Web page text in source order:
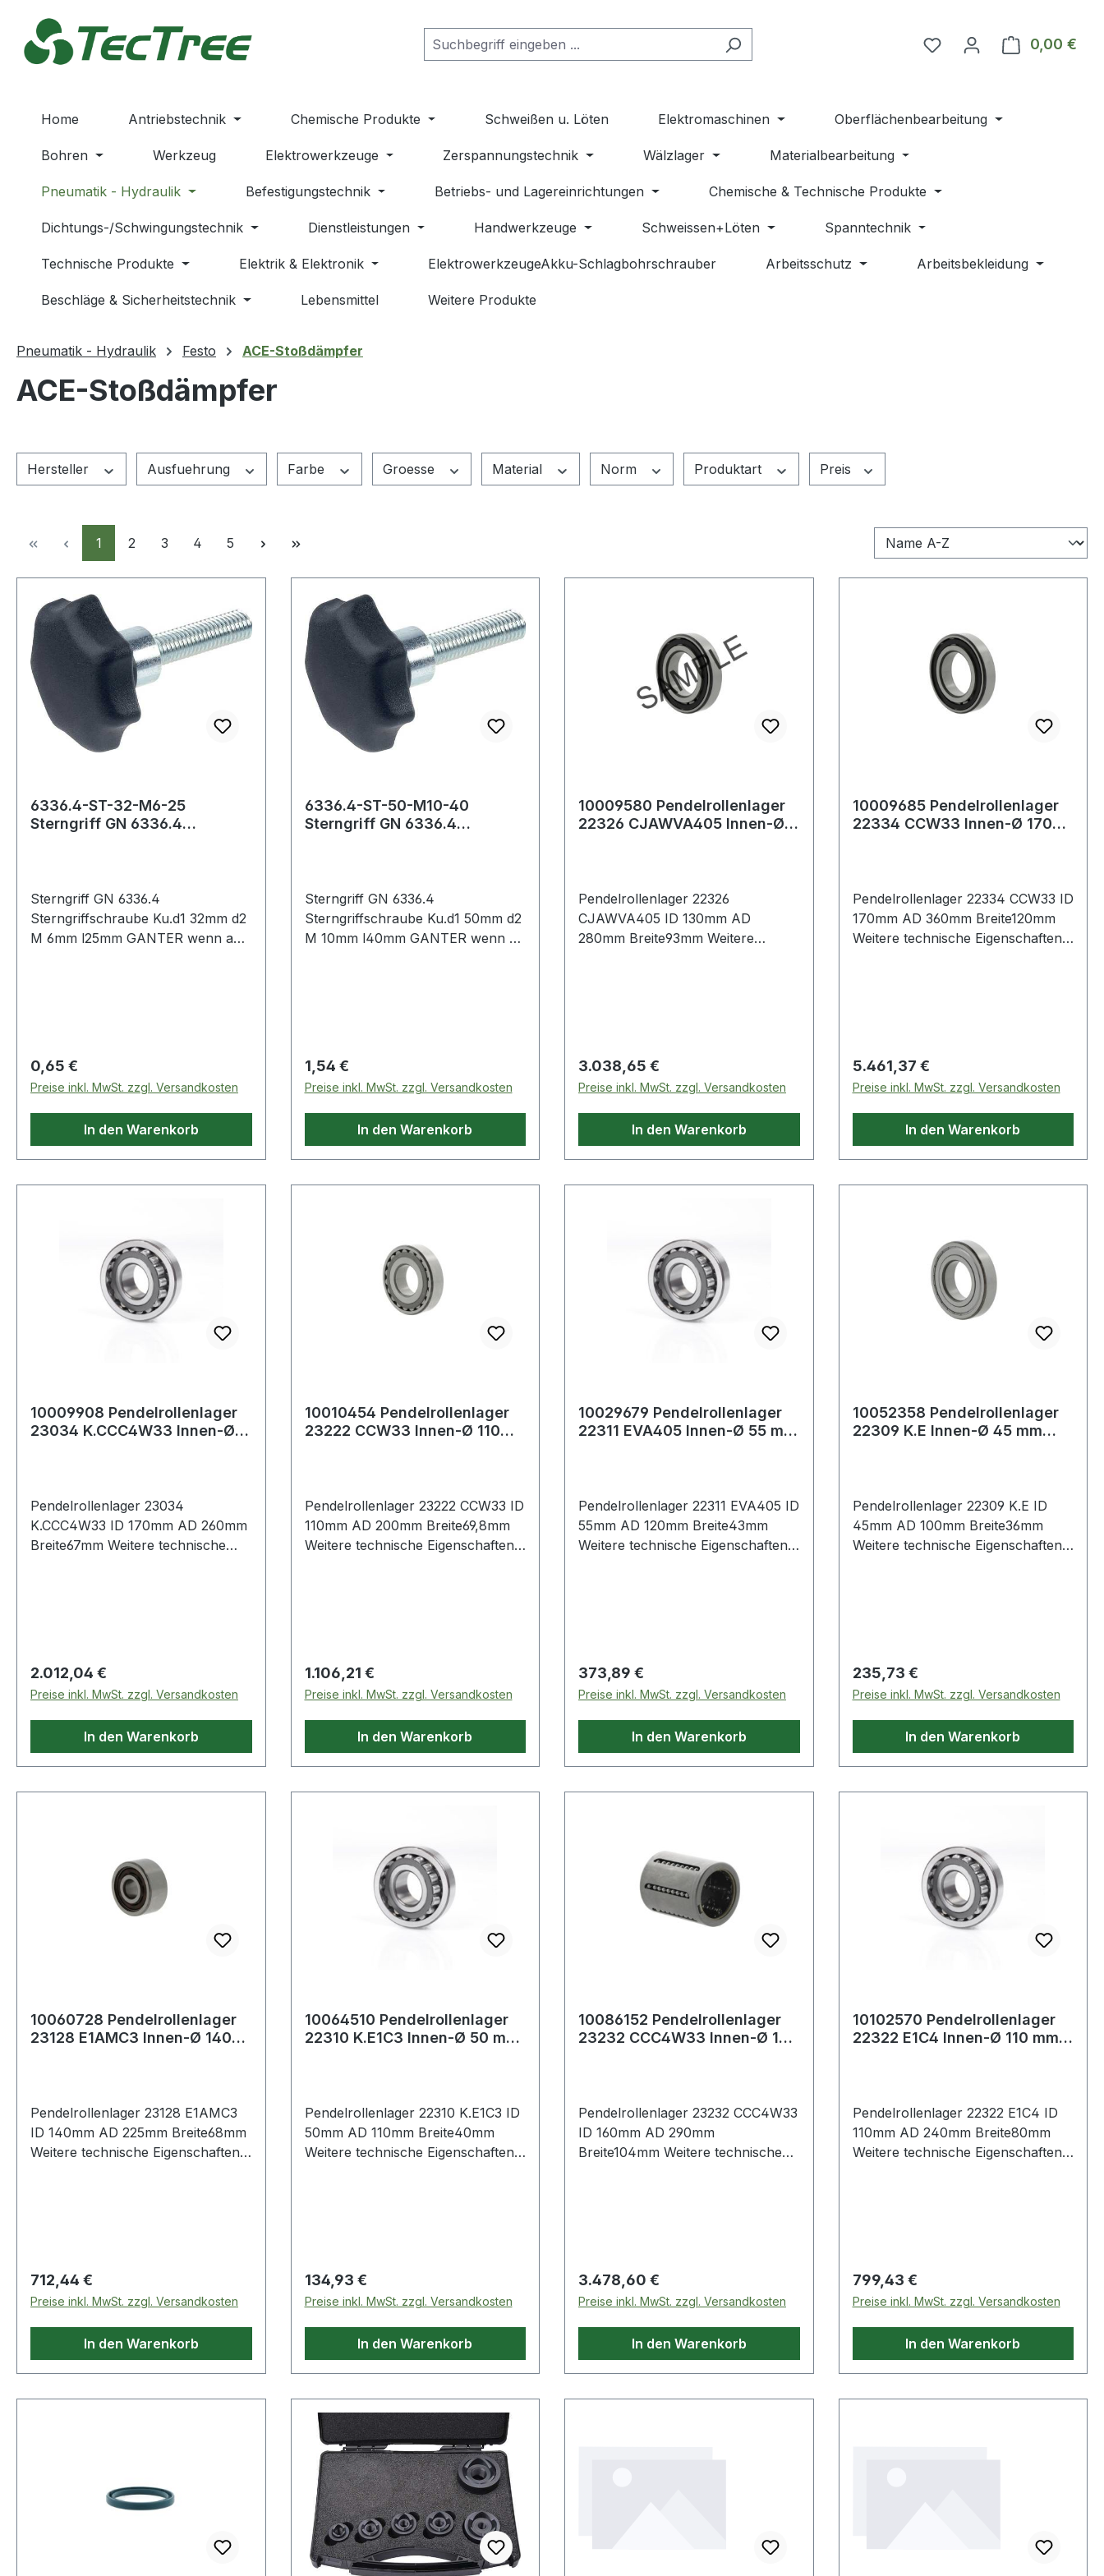
Hauptinhalt springen
Zur Suche springen
Zur Hauptnavigation springen
Du hast 0 Produkte auf
0,00 €
Home Antriebstechnik Chemische Produkte Schweißen u. Löten Elektromaschinen Oberflächenbearbeitung
Bohren Werkzeug Elektrowerkzeuge Zerspannungstechnik Wälzlager Materialbearbeitung
Pneumatik - Hydraulik Befestigungstechnik Betriebs- und Lagereinrichtungen Chemische & Technische Produkte
Dichtungs-/Schwingungstechnik Dienstleistungen Handwerkzeuge Schweissen+Löten Spanntechnik
Technische Produkte Elektrik & Elektronik ElektrowerkzeugeAkku-Schlagbohrschrauber Arbeitsschutz Arbeitsbekleidung
Beschläge & Sicherheitstechnik Lebensmittel Weitere Produkte
Pneumatik - Hydraulik Festo ACE-Stoßdämpfer
ACE-Stoßdämpfer
Hersteller Ausfuehrung Farbe Groesse Material Norm Produktart Preis
Seite
1 Seite
2 Seite
3 Seite
4 Seite
5
6336.4-ST-32-M6-25
Sterngriff GN 6336.4
Sterngriff GN 6336.4
Sterngriffschraube Ku.d1 32mm d2
M 6mm l25mm GANTER wenn an
Eigenschaften: · d1: 32mm · d2: M
6mm · l: 25mm weitere
Ausführungen auf Anfrage
Regulärer Preis:
0,65 €
Preise inkl. MwSt. zzgl. Versandkosten
In den Warenkorb
6336.4-ST-50-M10-40
Sterngriff GN 6336.4
Sterngriff GN 6336.4
Sterngriffschraube Ku.d1 50mm d2
M 10mm l40mm GANTER wenn an
Eigenschaften: · d1: 50mm · d2: M
10mm · l: 40mm weitere
Ausführungen auf Anfrage
Regulärer Preis:
1,54 €
Preise inkl. MwSt. zzgl. Versandkosten
In den Warenkorb
10009580 Pendelrollenlager
22326 CJAWVA405 Innen-Ø
Pendelrollenlager 22326
CJAWVA405 ID 130mm AD
280mm Breite93mm Weitere
Regulärer Preis:
3.038,65 €
Preise inkl. MwSt. zzgl. Versandkosten
In den Warenkorb
10009685 Pendelrollenlager
22334 CCW33 Innen-Ø 170
Pendelrollenlager 22334 CCW33 ID
170mm AD 360mm Breite120mm
Weitere technische Eigenschaften: ·
Regulärer Preis:
5.461,37 €
Preise inkl. MwSt. zzgl. Versandkosten
In den Warenkorb
10009908 Pendelrollenlager
23034 K.CCC4W33 Innen-Ø
Pendelrollenlager 23034
K.CCC4W33 ID 170mm AD 260mm
Breite67mm Weitere technische
Regulärer Preis:
2.012,04 €
Preise inkl. MwSt. zzgl. Versandkosten
In den Warenkorb
10010454 Pendelrollenlager
23222 CCW33 Innen-Ø 110
Pendelrollenlager 23222 CCW33 ID
110mm AD 200mm Breite69,8mm
Weitere technische Eigenschaften: ·
Regulärer Preis:
1.106,21 €
Preise inkl. MwSt. zzgl. Versandkosten
In den Warenkorb
10029679 Pendelrollenlager
22311 EVA405 Innen-Ø 55 mm
Pendelrollenlager 22311 EVA405 ID
55mm AD 120mm Breite43mm
Weitere technische Eigenschaften: ·
Regulärer Preis:
373,89 €
Preise inkl. MwSt. zzgl. Versandkosten
In den Warenkorb
10052358 Pendelrollenlager
22309 K.E Innen-Ø 45 mm
Pendelrollenlager 22309 K.E ID
45mm AD 100mm Breite36mm
Weitere technische Eigenschaften: ·
Regulärer Preis:
235,73 €
Preise inkl. MwSt. zzgl. Versandkosten
In den Warenkorb
10060728 Pendelrollenlager
23128 E1AMC3 Innen-Ø 140
Pendelrollenlager 23128 E1AMC3
ID 140mm AD 225mm Breite68mm
Weitere technische Eigenschaften: ·
Regulärer Preis:
712,44 €
Preise inkl. MwSt. zzgl. Versandkosten
In den Warenkorb
10064510 Pendelrollenlager
22310 K.E1C3 Innen-Ø 50 mm
Pendelrollenlager 22310 K.E1C3 ID
50mm AD 110mm Breite40mm
Weitere technische Eigenschaften: ·
Regulärer Preis:
134,93 €
Preise inkl. MwSt. zzgl. Versandkosten
In den Warenkorb
10086152 Pendelrollenlager
23232 CCC4W33 Innen-Ø 160
Pendelrollenlager 23232 CCC4W33
ID 160mm AD 290mm
Breite104mm Weitere technische
Regulärer Preis:
3.478,60 €
Preise inkl. MwSt. zzgl. Versandkosten
In den Warenkorb
10102570 Pendelrollenlager
22322 E1C4 Innen-Ø 110 mm
Pendelrollenlager 22322 E1C4 ID
110mm AD 240mm Breite80mm
Weitere technische Eigenschaften: ·
Regulärer Preis:
799,43 €
Preise inkl. MwSt. zzgl. Versandkosten
In den Warenkorb